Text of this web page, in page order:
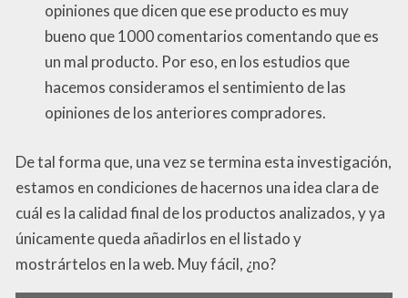
opiniones que dicen que ese producto es muy
bueno que 1000 comentarios comentando que es
un mal producto. Por eso, en los estudios que
hacemos consideramos el sentimiento de las
opiniones de los anteriores compradores.
De tal forma que, una vez se termina esta investigación,
estamos en condiciones de hacernos una idea clara de
cuál es la calidad final de los productos analizados, y ya
únicamente queda añadirlos en el listado y
mostrártelos en la web. Muy fácil, ¿no?